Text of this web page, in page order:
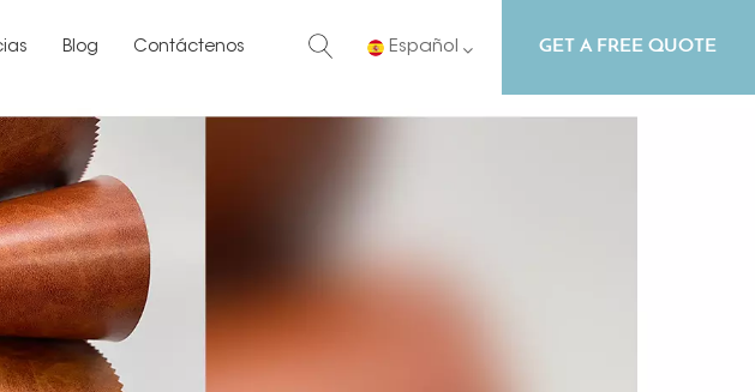
Blog Contáctenos Español GET A FREE QUOTE